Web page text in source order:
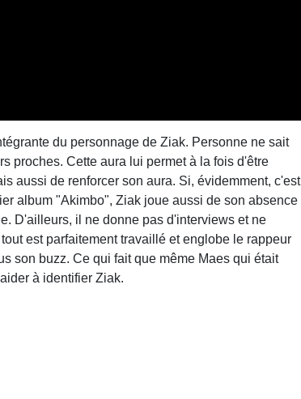
du personnage de Ziak. Personne ne sait
proches. Cette aura lui permet à la fois d'être
aussi de renforcer son aura. Si, évidemment, c'est
album "Akimbo", Ziak joue aussi de son absence
D'ailleurs, il ne donne pas d'interviews et ne
est parfaitement travaillé et englobe le rappeur
son buzz. Ce qui fait que même Maes qui était
à identifier Ziak.